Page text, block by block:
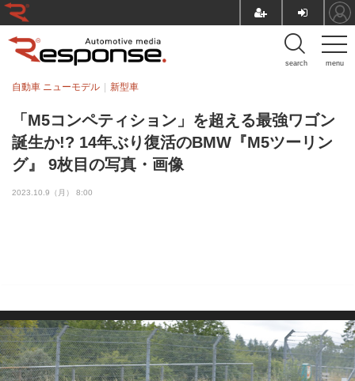
menu
search
「M5コンペティション」を超える最強ワゴン
誕生か!? 14年ぶり復活のBMW『M5ツーリン
グ』 9枚目の写真・画像
自動車 ニューモデル 新型車
2023.10.9（月） 8:00